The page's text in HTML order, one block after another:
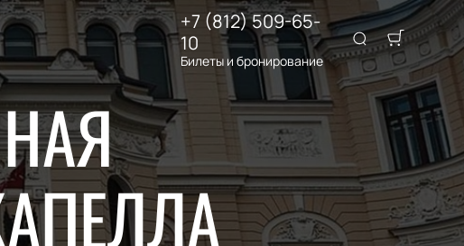
+7 (812) 509-65-
10
Билеты и бронирование